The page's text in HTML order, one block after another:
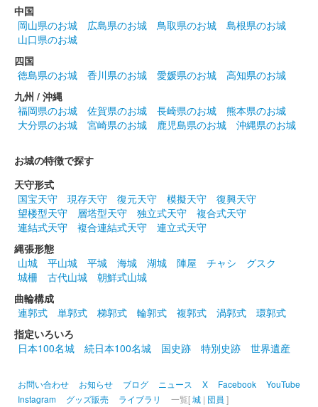
2024年11月3日に開催される「ひこねの城まつりパレード」にち
なみ、彦根城博物館所蔵の行列絵図から「彦根藩祖井伊直政公三
百年祭渡輿之図」と 井伊直政 所用と伝わる甲冑がデザインされ
ている。
彦根城 御城印 出張！お城EXPO in 滋賀・びわ湖
2024年10月20日に開催された「出張！お城EXPO in 滋賀・びわ
湖 2024」の国宝 彦根城・佐和山城ブースにて販売された御城
印。秋色の玄宮園から見た国宝彦根城を背景にあしらっている。
彦根城 御城印 切り絵Ver. 紅葉デザイン
販売終了
彦根城内にある鐘の丸売店オリジナルの切り絵御城印。紅葉がデ
ザインされている。1000枚限定。
彦根城 御城印 夜間特別公開限定 秋彩の彦根城
中国
岡山県のお城
広島県のお城 鳥取県のお城
島根県のお城
山口県のお城
四国
徳島県のお城
香川県のお城 愛媛県のお城
高知県のお城
九州 / 沖縄
福岡県のお城
佐賀県のお城 長崎県のお城
熊本県のお城
大分県のお城
宮崎県のお城 鹿児島県のお城 沖縄県のお城
お城の特徴で探す
天守形式
国宝天守
現存天守 復元天守 模擬天守
復興天守
望楼型天守
層塔型天守 独立式天守
複合式天守
連結式天守
複合連結式天守
連立式天守
縄張形態
山城
平山城 平城 海城 湖城 陣屋 チャシ
グスク
城柵
古代山城
朝鮮式山城
曲輪構成
連郭式
単郭式 梯郭式 輪郭式 複郭式 渦郭式
環郭式
指定いろいろ
日本100名城
続日本100名城 国史跡 特別史跡 世界遺産
お問い合わせ お知らせ ブログ ニュース X Facebook
YouTube
Instagram
グッズ販売 ライブラリ 一覧[城 | 団員 ]